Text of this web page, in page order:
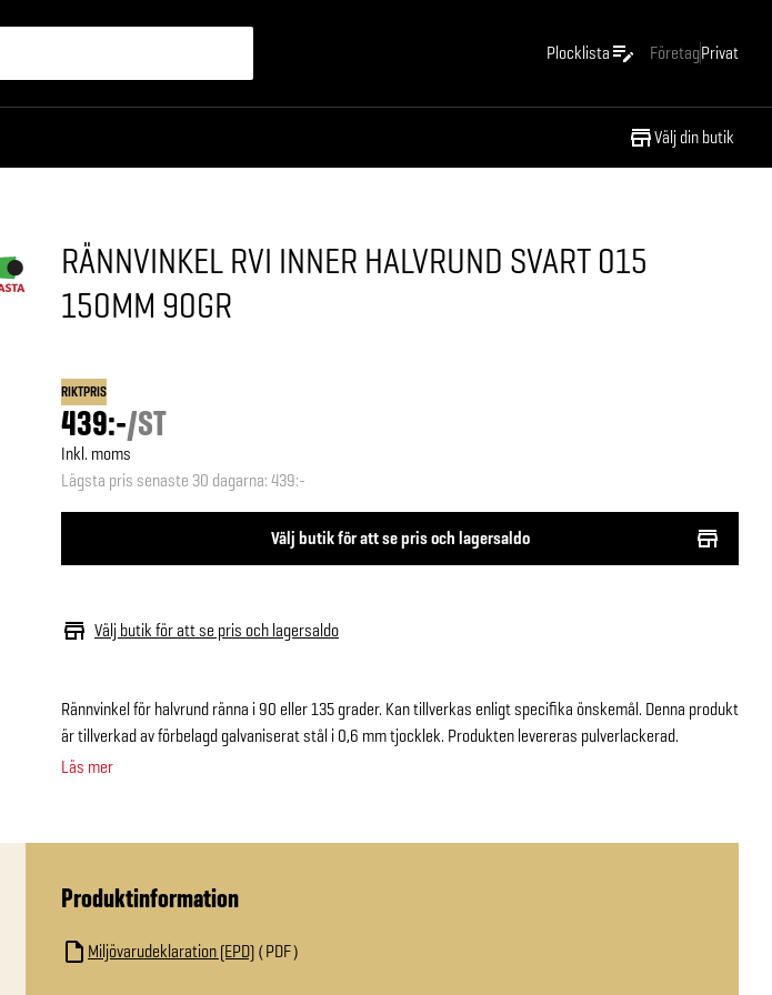
Plocklista FöretagPrivat
Välj din butik
RÄNNVINKEL RVI INNER HALVRUND SVART 015
150MM 90GR
RIKTPRIS
439:-/ST
Inkl. moms
Lägsta pris senaste 30 dagarna:439:-
Välj butik för att se pris och lagersaldo
Välj butik för att se pris och lagersaldo
Rännvinkel för halvrund ränna i 90 eller 135 grader. Kan tillverkas enligt specifika önskemål. Denna produkt
är tillverkad av förbelagd galvaniserat stål i 0,6 mm tjocklek. Produkten levereras pulverlackerad.
Läs mer
Produktinformation
Miljövarudeklaration (EPD) PDF